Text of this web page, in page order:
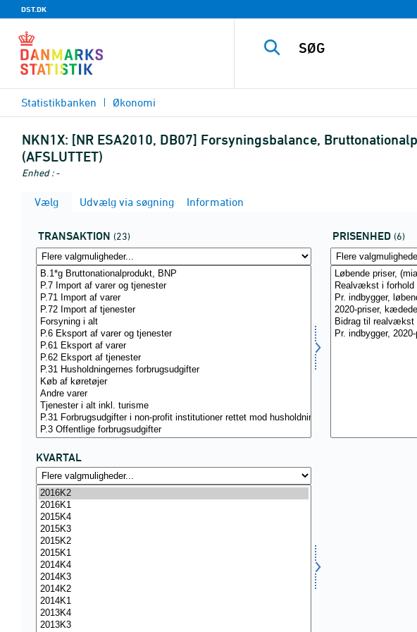
DST.DK
Statistikbanken Økonomi
NKN1X: [NR ESA2010, DB07] Forsyningsbalance,
(AFSLUTTET)
Enhed : -
Vælg Udvælg via søgning Information
TRANSAKTION (23) PRISENHED (6)
KVARTAL